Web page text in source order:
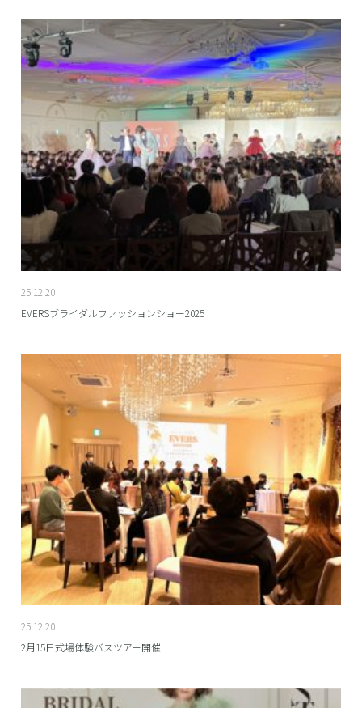
25.12.20
EVERSブライダルファッションショー2025
25.12.20
2月15日式場体験バスツアー開催